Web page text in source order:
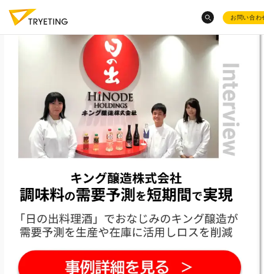
ノーコード予測AI・UMWELT(ウムベルト)
シフト作成AI・HRBEST(ハーベスト)
会社概要
ご活用事例
お役立ち資料集
採用情報
product
company
お問い合わ
トピックスから探す
お菓子の需要予測
ノーコード で業務効率化？ トラック物流改善へのAI活
レンタル数予測の成功事例は？
シフト作成を自動化したい AIによる需要予測8選
混載物流事業での物量予測がしたい
イールドマネジメントをしたい ノーコードで予測業務
きる？